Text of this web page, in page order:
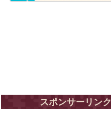
スポンサーリンク